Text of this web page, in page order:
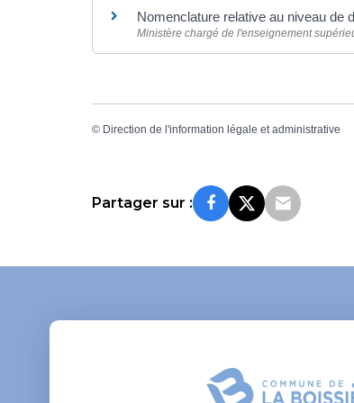
Nomenclature relative au niveau de
Ministère chargé de l'enseignement
© Direction de l'information légale et administrative
Partager sur :